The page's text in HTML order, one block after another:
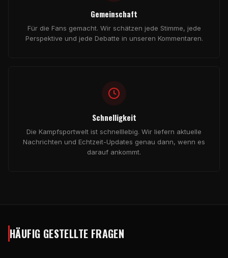
Gemeinschaft
Für die Fans gemacht. Wir schätzen jede Stimme, jede
Perspektive und jede Debatte in unseren Kommentaren.
Schnelligkeit
Die Kampfsportwelt ist schnelllebig. Wir liefern aktuelle
Nachrichten und Echtzeit-Updates genau dann, wenn es
darauf ankommt.
HÄUFIG GESTELLTE FRAGEN